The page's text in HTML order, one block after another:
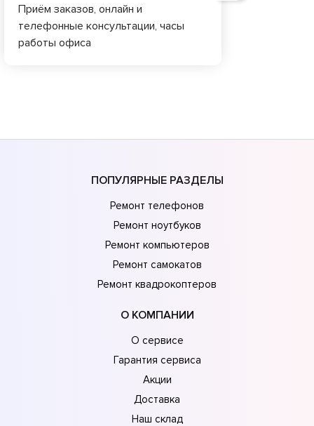
Приём заказов, онлайн и
телефонные консультации, часы
работы офиса
ПОПУЛЯРНЫЕ РАЗДЕЛЫ
Ремонт телефонов
Ремонт ноутбуков
Ремонт компьютеров
Ремонт самокатов
Ремонт квадрокоптеров
О КОМПАНИИ
О сервисе
Гарантия сервиса
Акции
Доставка
Наш склад